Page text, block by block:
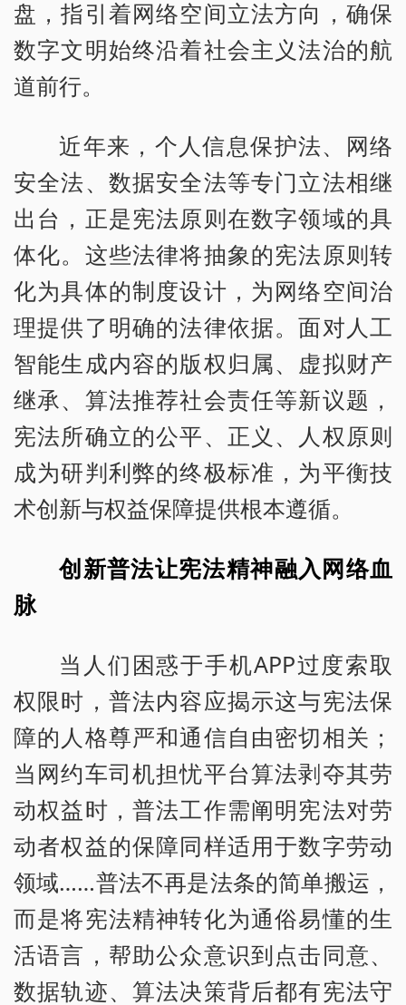
盘，指引着网络空间立法方向，确保
数字文明始终沿着社会主义法治的航
道前行。
近年来，个人信息保护法、网络
安全法、数据安全法等专门立法相继
出台，正是宪法原则在数字领域的具
体化。这些法律将抽象的宪法原则转
化为具体的制度设计，为网络空间治
理提供了明确的法律依据。面对人工
智能生成内容的版权归属、虚拟财产
继承、算法推荐社会责任等新议题，
宪法所确立的公平、正义、人权原则
成为研判利弊的终极标准，为平衡技
术创新与权益保障提供根本遵循。
创新普法让宪法精神融入网络血
脉
当人们困惑于手机APP过度索取
权限时，普法内容应揭示这与宪法保
障的人格尊严和通信自由密切相关；
当网约车司机担忧平台算法剥夺其劳
动权益时，普法工作需阐明宪法对劳
动者权益的保障同样适用于数字劳动
领域……普法不再是法条的简单搬运，
而是将宪法精神转化为通俗易懂的生
活语言，帮助公众意识到点击同意、
数据轨迹、算法决策背后都有宪法守